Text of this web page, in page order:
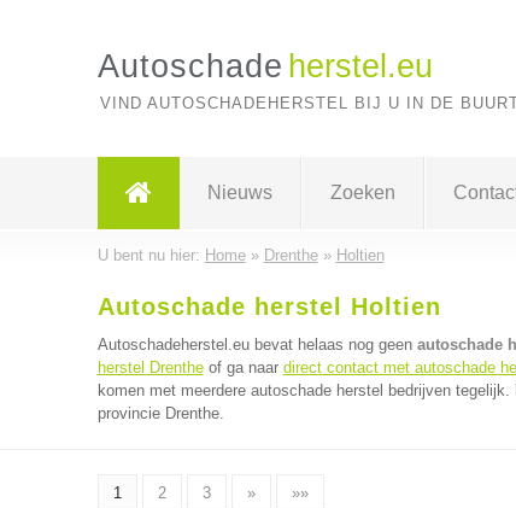
Autoschade herstel.eu
VIND AUTOSCHADEHERSTEL BIJ U IN DE
Nieuws Zoeken
U bent nu hier: Home» Drenthe» Holtien
Autoschade herstel Holtien
Autoschadeherstel.eu bevat helaas nog geen autoschade
herstel Drentheof ga naar direct contact met autoschade
komen met meerdere autoschade herstel bedrijven
provincie Drenthe.
1 2 3 » »»